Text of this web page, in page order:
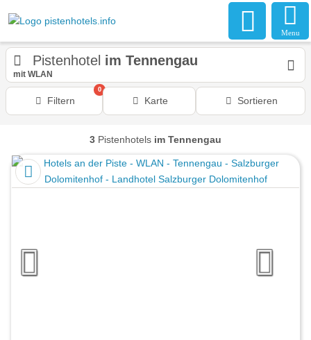
Menu
Pistenhotel im Tennengau
mit WLAN
Filtern
0
Karte Sortieren
3 Pistenhotels im Tennengau